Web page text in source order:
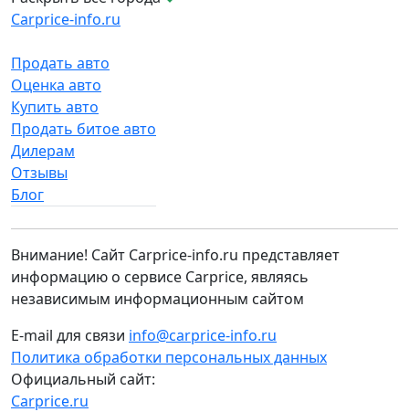
Carprice-info.ru
Продать авто
Оценка авто
Купить авто
Продать битое авто
Дилерам
Отзывы
Блог
Внимание! Сайт Carprice-info.ru представляет
информацию о сервисе Carprice, являясь
независимым информационным сайтом
E-mail для связи info@carprice-info.ru
Политика обработки персональных данных
Официальный сайт:
Carprice.ru